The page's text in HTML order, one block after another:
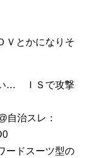
Ｖとかになりそ
い… ＩＳで攻撃
自治スレ：
ードスーツ型の